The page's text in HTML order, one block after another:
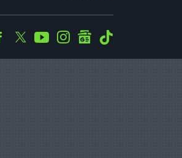
Facebook
TwitterYoutubeInstagramgooglenews